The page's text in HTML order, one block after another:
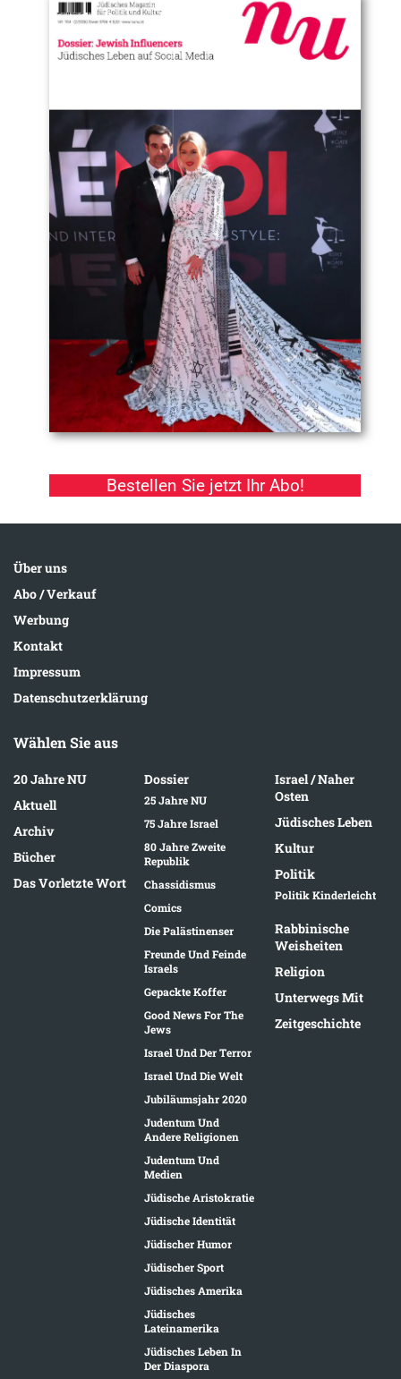
Bestellen Sie jetzt Ihr Abo!
Über uns
Abo / Verkauf
Werbung
Kontakt
Impressum
Datenschutzerklärung
Wählen Sie aus
20 Jahre NU
Aktuell
Archiv
Bücher
Das Vorletzte Wort
Dossier
25 Jahre NU
75 Jahre Israel
80 Jahre Zweite
Republik
Chassidismus
Comics
Die Palästinenser
Freunde Und Feinde
Israels
Gepackte Koffer
Good News For The
Jews
Israel Und Der Terror
Israel Und Die Welt
Jubiläumsjahr 2020
Judentum Und
Andere Religionen
Judentum Und
Medien
Jüdische Aristokratie
Jüdische Identität
Jüdischer Humor
Jüdischer Sport
Jüdisches Amerika
Jüdisches
Lateinamerika
Jüdisches Leben In
Der Diaspora
Israel / Naher
Osten
Jüdisches Leben
Kultur
Politik
Politik Kinderleicht
Rabbinische
Weisheiten
Religion
Unterwegs Mit
Zeitgeschichte